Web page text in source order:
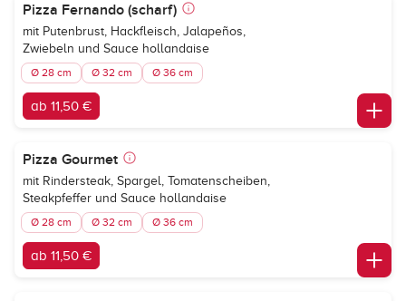
Pizza Fernando (scharf)
mit Putenbrust, Hackfleisch, Jalapeños,
Zwiebeln und Sauce hollandaise
Ø 28 cm Ø 32 cm Ø 36 cm
ab 11,50 €
Pizza Gourmet
mit Rindersteak, Spargel, Tomatenscheiben,
Steakpfeffer und Sauce hollandaise
Ø 28 cm Ø 32 cm Ø 36 cm
ab 11,50 €